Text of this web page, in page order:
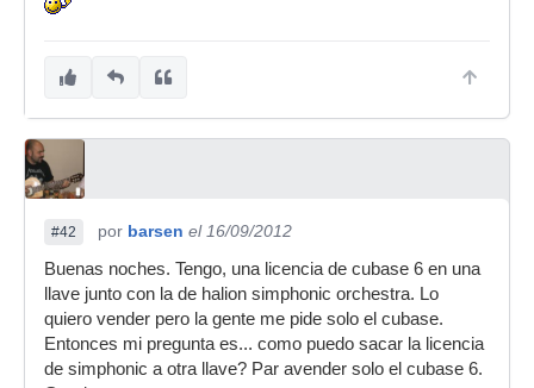
#42 por barsen el 16/09/2012
Buenas noches. Tengo, una licencia de cubase 6 en una
llave junto con la de halion simphonic orchestra. Lo
quiero vender pero la gente me pide solo el cubase.
Entonces mi pregunta es... como puedo sacar la licencia
de simphonic a otra llave? Par avender solo el cubase 6.